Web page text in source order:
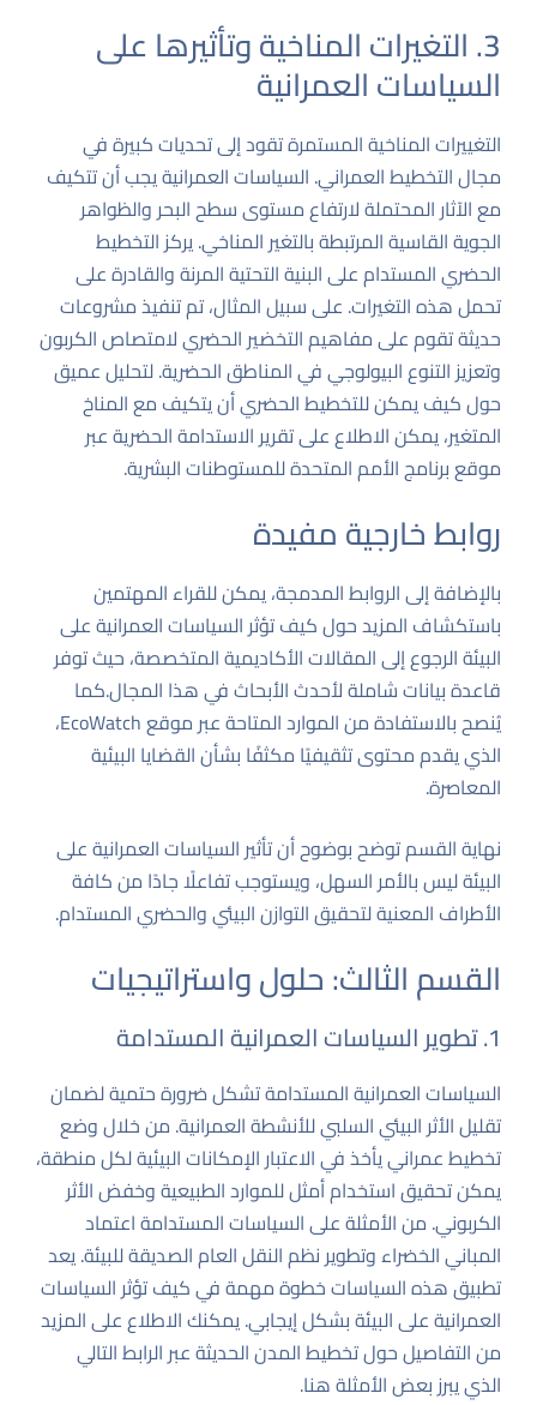
3. التغيرات المناخية وتأثيرها على
السياسات العمرانية
التغييرات المناخية المستمرة تقود إلى تحديات كبيرة في
مجال التخطيط العمراني. السياسات العمرانية يجب أن تتكيف
مع الآثار المحتملة لارتفاع مستوى سطح البحر والظواهر
الجوية القاسية المرتبطة بالتغير المناخي. يركز التخطيط
الحضري المستدام على البنية التحتية المرنة والقادرة على
تحمل هذه التغيرات. على سبيل المثال، تم تنفيذ مشروعات
حديثة تقوم على مفاهيم التخضير الحضري لامتصاص الكربون
وتعزيز التنوع البيولوجي في المناطق الحضرية. لتحليل عميق
حول كيف يمكن للتخطيط الحضري أن يتكيف مع المناخ
المتغير، يمكن الاطلاع على تقرير الاستدامة الحضرية عبر
موقع برنامج الأمم المتحدة للمستوطنات البشرية.
روابط خارجية مفيدة
بالإضافة إلى الروابط المدمجة، يمكن للقراء المهتمين
باستكشاف المزيد حول كيف تؤثر السياسات العمرانية على
البيئة الرجوع إلىالمقالات الأكاديميةالمتخصصة، حيث توفر
قاعدة بيانات شاملة لأحدث الأبحاث في هذا المجال.كما
يُنصح بالاستفادة من الموارد المتاحة عبرموقع EcoWatch
،
الذي يقدم محتوى تثقيفيًا مكثفًا بشأن القضايا البيئية
المعاصرة.
نهاية القسم توضح بوضوح أن تأثير السياسات العمرانية على
البيئة ليس بالأمر السهل، ويستوجب تفاعلًا جادًا من كافة
الأطراف المعنية لتحقيق التوازن البيئي والحضري المستدام.
القسم الثالث: حلول واستراتيجيات
1. تطوير السياسات العمرانية المستدامة
السياسات العمرانية المستدامة تشكل ضرورة حتمية لضمان
تقليل الأثر البيئي السلبي للأنشطة العمرانية. من خلال وضع
تخطيط عمراني يأخذ في الاعتبار الإمكانات البيئية لكل منطقة،
يمكن تحقيق استخدام أمثل للموارد الطبيعية وخفض الأثر
الكربوني. من الأمثلة على السياسات المستدامة اعتماد
المباني الخضراء وتطوير نظم النقل العام الصديقة للبيئة. يعد
تطبيق هذه السياسات خطوة مهمة في كيف تؤثر السياسات
العمرانية على البيئة بشكل إيجابي. يمكنك الاطلاع على المزيد
من التفاصيل حول تخطيط المدن الحديثة عبر الرابط التالي
الذي يبرز بعض الأمثلةهنا.